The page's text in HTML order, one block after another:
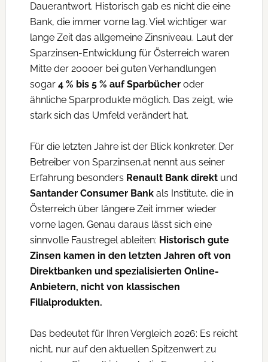
Dauerantwort. Historisch gab es nicht die eine
Bank, die immer vorne lag. Viel wichtiger war
lange Zeit das allgemeine Zinsniveau. Laut der
Sparzinsen-Entwicklung für Österreich waren
Mitte der 2000er bei guten Verhandlungen
sogar 4 % bis 5 % auf Sparbücheroder
ähnliche Sparprodukte möglich. Das zeigt, wie
stark sich das Umfeld verändert hat.
Für die letzten Jahre ist der Blick konkreter. Der
Betreiber von Sparzinsen.at nennt aus seiner
Erfahrung besonders Renault Bank direktund
Santander Consumer Bankals Institute, die in
Österreich über längere Zeit immer wieder
vorne lagen. Genau daraus lässt sich eine
sinnvolle Faustregel ableiten: Historisch gute
Zinsen kamen in den letzten Jahren oft von
Direktbanken und spezialisierten Online-
Anbietern, nicht von klassischen
Filialprodukten.
Das bedeutet für Ihren Vergleich 2026: Es reicht
nicht, nur auf den aktuellen Spitzenwert zu